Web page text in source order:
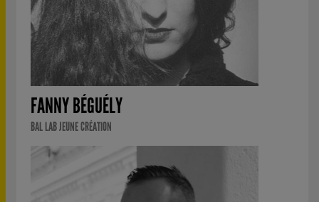
FANNY BÉGUÉLY
BAL LAB JEUNE CRÉATION